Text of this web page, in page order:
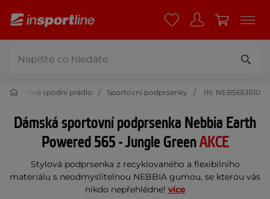
Dámské spodní prádlo Sportovní podprsenky IN: NEB5653510
Dámská sportovní podprsenka Nebbia Earth
Powered 565 - Jungle GreenAKCE
Stylová podprsenka z recyklovaného a flexibilního
materiálu s neodmyslitelnou NEBBIA gumou, se kterou vás
nikdo nepřehlédne! více